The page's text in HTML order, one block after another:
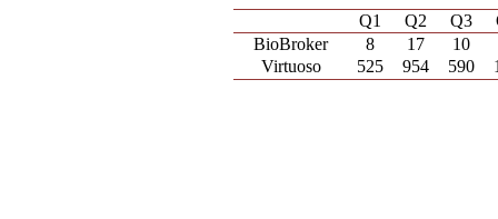
Q1 Q2 Q3
BioBroker
8 17
10
Virtuoso
525 954 590